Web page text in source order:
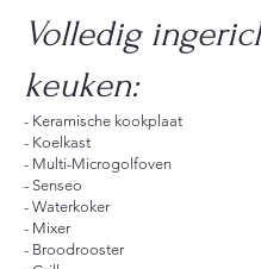
Volledig
keuken:
- Keramische kookplaat
- Koelkast
- Multi-Microgolfoven
- Senseo
- Waterkoker
- Mixer
- Broodrooster